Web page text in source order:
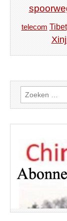
telecom Tibet
Zoeken
naar: